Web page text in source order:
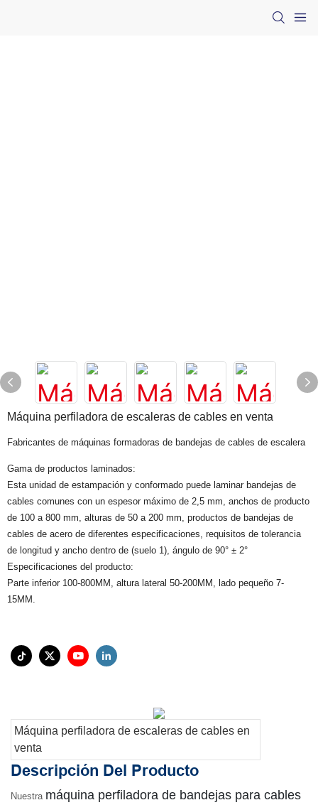
Máquina perfiladora de escaleras de cables en venta
Fabricantes de máquinas formadoras de bandejas de cables de escalera
Gama de productos laminados:
Esta unidad de estampación y conformado puede laminar bandejas de
cables comunes con un espesor máximo de 2,5 mm, anchos de producto
de 100 a 800 mm, alturas de 50 a 200 mm, productos de bandejas de
cables de acero de diferentes especificaciones, requisitos de tolerancia
de longitud y ancho dentro de (suelo 1), ángulo de 90° ± 2°
Especificaciones del producto:
Parte inferior 100-800MM, altura lateral 50-200MM, lado pequeño 7-
15MM.
Máquina perfiladora de escaleras de cables en
venta
Descripción Del Producto
Nuestra máquina perfiladora de bandejas para cables